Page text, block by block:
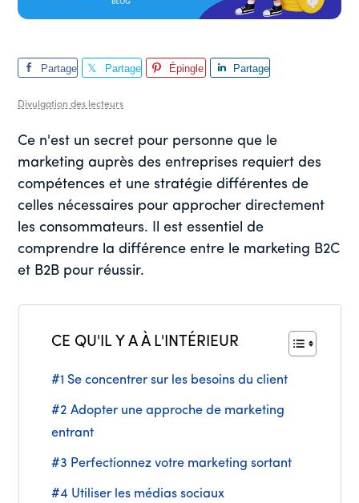
Partage
Partage
Épingle
Partage
Divulgation des lecteurs
Ce n'est un secret pour personne que le
marketing auprès des entreprises requiert des
compétences et une stratégie différentes de
celles nécessaires pour approcher directement
les consommateurs. Il est essentiel de
comprendre la différence entre le marketing B2C
et B2B pour réussir.
CE QU'IL Y A À L'INTÉRIEUR
#1 Se concentrer sur les besoins du client
#2 Adopter une approche de marketing
entrant
#3 Perfectionnez votre marketing sortant
#4 Utiliser les médias sociaux